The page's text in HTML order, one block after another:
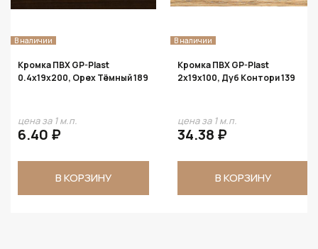
В наличии
Кромка ПВХ GP-Plast
0.4х19х200, Орех Тёмный 189
цена за 1 м.п.
6.40 ₽
В КОРЗИНУ
В наличии
Кромка ПВХ GP-Plast
2х19х100, Дуб Контори 139
цена за 1 м.п.
34.38 ₽
В КОРЗИНУ